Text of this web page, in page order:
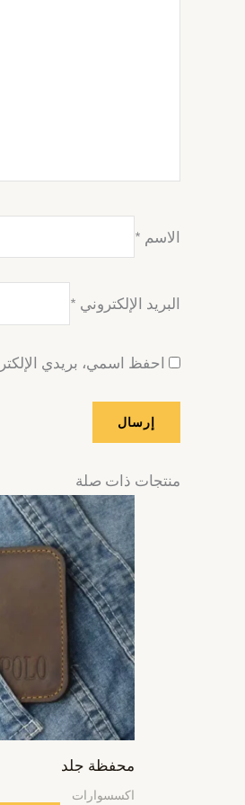
الاسم *
البريد الإلكتروني *
احفظ اسمي، بريدي
منتجات ذات صلة
محفظة جلد
اكسسوارات